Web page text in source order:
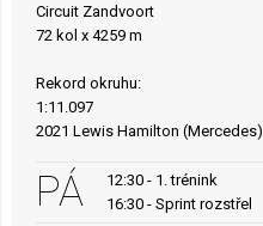
Circuit Zandvoort
72 kol x 4259 m
Rekord okruhu:
1:11.097
2021 Lewis Hamilton (Mercedes)
PÁ
12:30 - 1. trénink
16:30 - Sprint rozstřel